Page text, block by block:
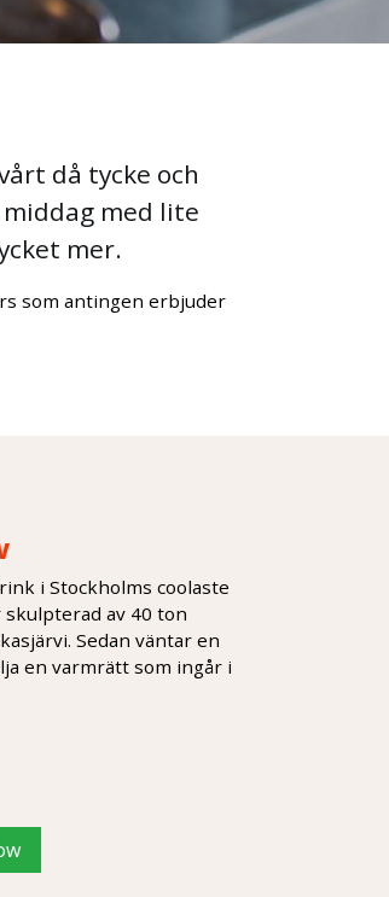
då tycke och
med lite
mer.
som antingen erbjuder
i Stockholms coolaste
av 40 ton
Sedan väntar en
en varmrätt som ingår i